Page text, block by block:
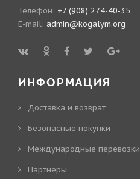
Телефон: +7 (908) 274-40-35
E-mail: admin@kogalym.org
ИНФОРМАЦИЯ
Доставка и возврат
Безопасные покупки
Международные перевозки
Партнеры